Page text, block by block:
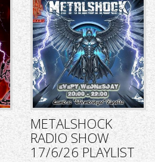
METALSHOCK
RADIO SHOW
17/6/26 PLAYLIST